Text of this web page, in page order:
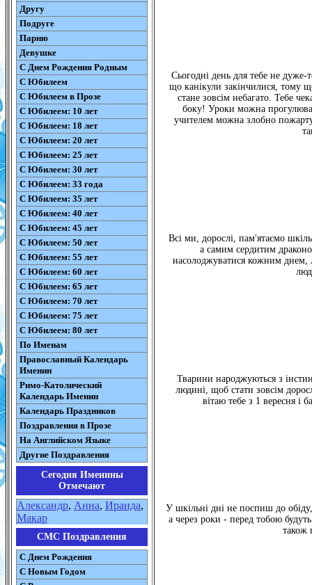
Другу
Подруге
Парню
Девушке
С Днем Рождения Родным
С Юбилеем
С Юбилеем в Прозе
С Юбилеем: 10 лет
С Юбилеем: 18 лет
С Юбилеем: 20 лет
С Юбилеем: 25 лет
С Юбилеем: 30 лет
С Юбилеем: 33 года
С Юбилеем: 35 лет
С Юбилеем: 40 лет
С Юбилеем: 45 лет
С Юбилеем: 50 лет
С Юбилеем: 55 лет
С Юбилеем: 60 лет
С Юбилеем: 65 лет
С Юбилеем: 70 лет
С Юбилеем: 75 лет
С Юбилеем: 80 лет
По Именам
Православный Календарь
Именин
Римо-Католический
Календарь Именин
Календарь Праздников
Поздравления в Прозе
На Английском Языке
Другие Поздравления
Сегодня Именины
Отмечают
Александр, Анна, Ираида,
Макар
СМС Поздравления
С Днем Рождения
С Новым Годом
Сьогодні день для тебе не
що канікули закінчилися, тому
стане зовсім небагато. Тебе
боку! Уроки можна
учителем можна злобно
Всі ми, дорослі, пам'ятаємо
а самим сердитим
насолоджуватися кожним днем,
Тварини народжуються з
людині, щоб стати зовсім
вітаю тебе з 1 вересня
У шкільні дні не поспиш до
а через роки - перед тобою
також